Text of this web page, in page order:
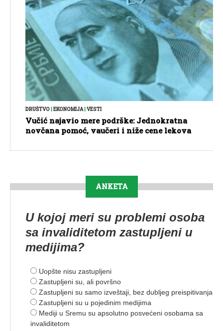
DRUŠTVO|EKONOMIJA|VESTI
Vučić najavio mere podrške: Jednokratna
novčana pomoć, vaučeri i niže cene lekova
ANKETA
U kojoj meri su problemi osoba
sa invaliditetom zastupljeni u
medijima?
Uopšte nisu zastupljeni
Zastupljeni su, ali površno
Zastupljeni su samo izveštaji, bez dubljeg preispitivanja
Zastupljeni su u pojedinim medijima
Mediji u Sremu su apsolutno posvećeni osobama sa
invaliditetom